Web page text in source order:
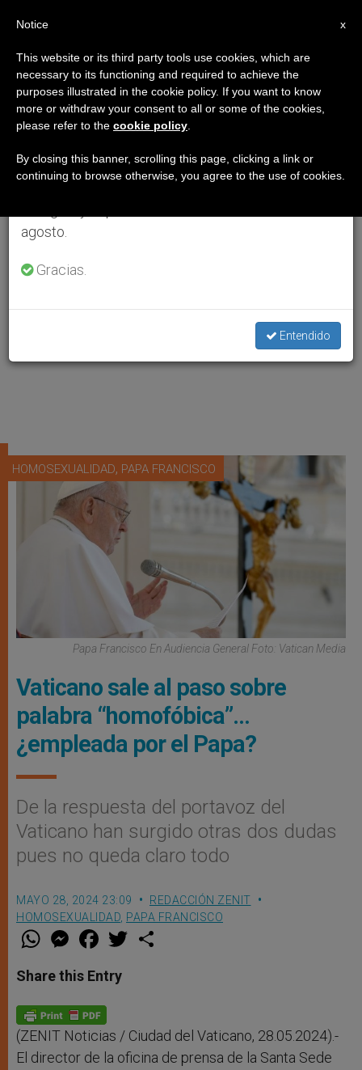
HOMOSEXUALIDAD, PAPA FRANCISCO
Papa Francisco En Audiencia General Foto: Vatican Media
Vaticano sale al paso sobre
palabra “homofóbica”…
¿empleada por el Papa?
De la respuesta del portavoz del
Vaticano han surgido otras dos dudas
pues no queda claro todo
MAYO 28, 2024 23:09
REDACCIÓN ZENIT
HOMOSEXUALIDAD PAPA FRANCISCO
W
t
s
p
p
M
e
s
e
g
e
r
F
a
e
b
o
k
w
Share this Entry
(ZENIT Noticias / Ciudad del Vaticano, 28.05.2024).-
El director de la oficina de prensa de la Santa Sede
×
Aviso importante
Del 27 de julio al 7 de agosto haremos la pausa
anual, aprovechando que en el periodo de verano
se generan menos informaciones y también el
agosto.
Gracias.
Entendido
x
Notice
This website or its third party tools use cookies, which are
necessary to its functioning and required to achieve the
purposes illustrated in the cookie policy. If you want to know
more or withdraw your consent to all or some of the cookies,
please refer to the cookie policy
By closing this banner, scrolling this page, clicking a link or
continuing to browse otherwise, you agree to the use of cookies.